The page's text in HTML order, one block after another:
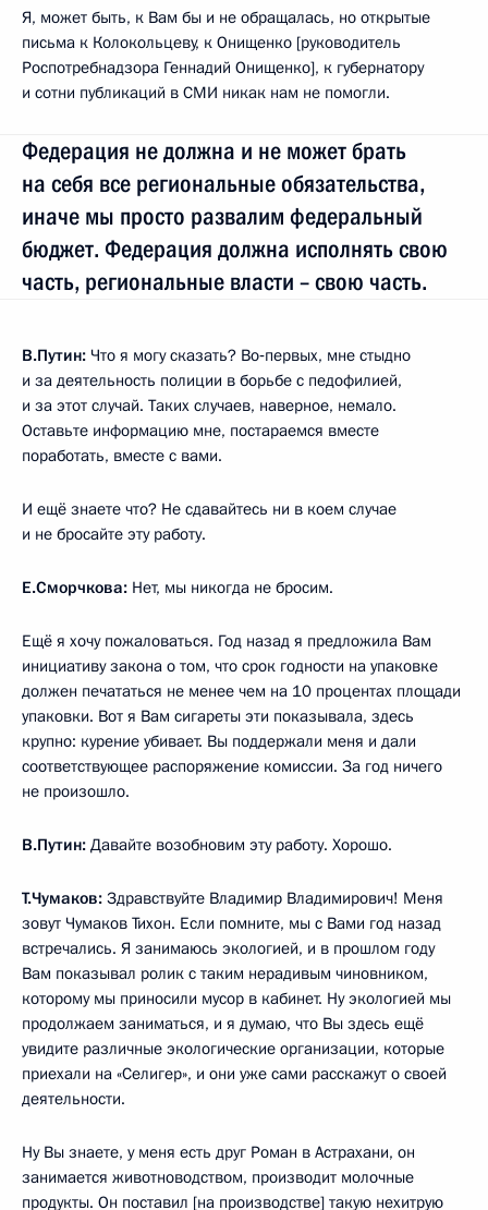
Я, может быть, к Вам бы и не обращалась, но открытые
письма к Колокольцеву, к Онищенко [руководитель
Роспотребнадзора Геннадий Онищенко], к губернатору
и сотни публикаций в СМИ никак нам не помогли.
Федерация не должна и не может брать
на себя все региональные обязательства,
иначе мы просто развалим федеральный
бюджет. Федерация должна исполнять свою
часть, региональные власти – свою часть.
В.Путин: Что я могу сказать? Во‑первых, мне стыдно
и за деятельность полиции в борьбе с педофилией,
и за этот случай. Таких случаев, наверное, немало.
Оставьте информацию мне, постараемся вместе
поработать, вместе с вами.
И ещё знаете что? Не сдавайтесь ни в коем случае
и не бросайте эту работу.
Е.Сморчкова: Нет, мы никогда не бросим.
Ещё я хочу пожаловаться. Год назад я предложила Вам
инициативу закона о том, что срок годности на упаковке
должен печататься не менее чем на 10 процентах площади
упаковки. Вот я Вам сигареты эти показывала, здесь
крупно: курение убивает. Вы поддержали меня и дали
соответствующее распоряжение комиссии. За год ничего
не произошло.
В.Путин: Давайте возобновим эту работу. Хорошо.
Т.Чумаков: Здравствуйте Владимир Владимирович! Меня
зовут Чумаков Тихон. Если помните, мы с Вами год назад
встречались. Я занимаюсь экологией, и в прошлом году
Вам показывал ролик с таким нерадивым чиновником,
которому мы приносили мусор в кабинет. Ну экологией мы
продолжаем заниматься, и я думаю, что Вы здесь ещё
увидите различные экологические организации, которые
приехали на «Селигер», и они уже сами расскажут о своей
деятельности.
Ну Вы знаете, у меня есть друг Роман в Астрахани, он
занимается животноводством, производит молочные
продукты. Он поставил [на производстве] такую нехитрую